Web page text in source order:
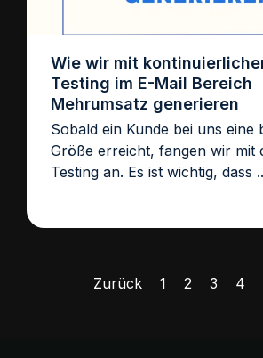
Wie wir mit
Testing im E-Mail Bereich
Mehrumsatz generieren
Sobald ein Kunde bei uns eine
Größe erreicht, fangen wir mit
Testing an. Es ist wichtig, dass
Zurück 1 2 3 4